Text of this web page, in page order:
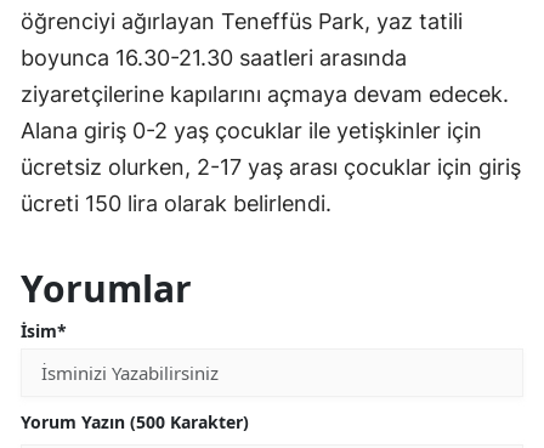
öğrenciyi ağırlayan Teneffüs Park, yaz tatili
boyunca 16.30-21.30 saatleri arasında
ziyaretçilerine kapılarını açmaya devam edecek.
Alana giriş 0-2 yaş çocuklar ile yetişkinler için
ücretsiz olurken, 2-17 yaş arası çocuklar için giriş
ücreti 150 lira olarak belirlendi.
Yorumlar
İsim*
Yorum Yazın (500 Karakter)